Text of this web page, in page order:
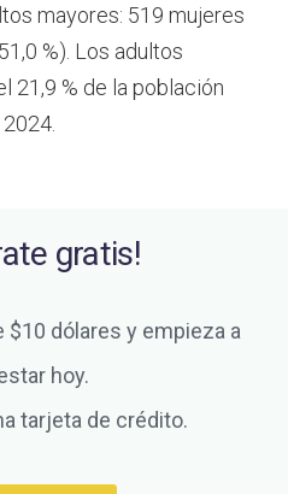
mayores: 519 mujeres
%). Los adultos
21,9 % de la población
gratis!
$10 dólares y empieza a
hoy.
tarjeta de crédito.